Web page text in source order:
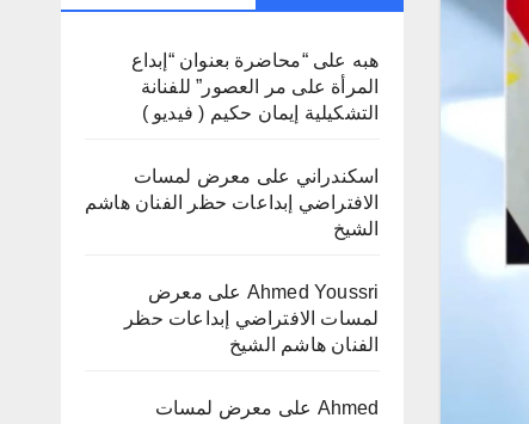
هبه على“محاضرة بعنوان “إبداع
المرأة على مر العصور” للفنانة
التشكيلية إيمان حكيم ( فيديو )
اسكندراني على معرض لمسات
الافتراضي إبداعات حظر الفنان هاشم
الشيخ
Ahmed Youssri على معرض
لمسات الافتراضي إبداعات حظر
الفنان هاشم الشيخ
Ahmed على معرض لمسات